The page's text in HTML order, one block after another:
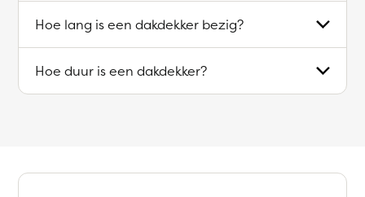
Hoe lang is een dakdekker bezig?
Hoe duur is een dakdekker?